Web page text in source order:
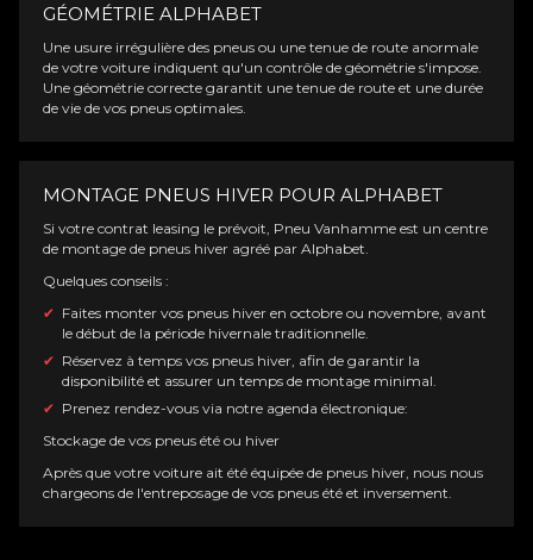
GÉOMÉTRIE ALPHABET
Une usure irrégulière des pneus ou une tenue de route anormale
de votre voiture indiquent qu'un contrôle de géométrie s'impose.
Une géométrie correcte garantit une tenue de route et une durée
de vie de vos pneus optimales.
MONTAGE PNEUS HIVER POUR ALPHABET
Si votre contrat leasing le prévoit, Pneu Vanhamme est un centre
de montage de pneus hiver agréé par Alphabet.
Quelques conseils :
Faites monter vos pneus hiver en octobre ou novembre, avant
le début de la période hivernale traditionnelle.
Réservez à temps vos pneus hiver, afin de garantir la
disponibilité et assurer un temps de montage minimal.
Prenez rendez-vous via notre agenda électronique:
Stockage de vos pneus été ou hiver
Après que votre voiture ait été équipée de pneus hiver, nous nous
chargeons de l'entreposage de vos pneus été et inversement.